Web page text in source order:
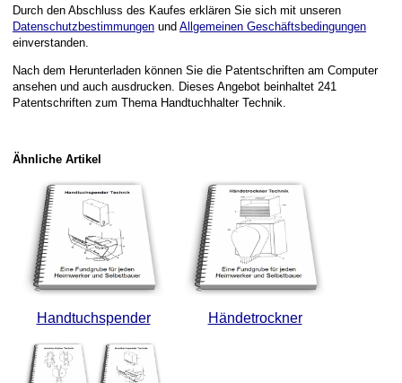
Durch den Abschluss des Kaufes erklären Sie sich mit unseren
Datenschutzbestimmungen und Allgemeinen Geschäftsbedingungen
einverstanden.
Nach dem Herunterladen können Sie die Patentschriften am Computer
ansehen und auch ausdrucken. Dieses Angebot beinhaltet 241
Patentschriften zum Thema Handtuchhalter Technik.
Ähnliche Artikel
Handtuchspender Händetrockner